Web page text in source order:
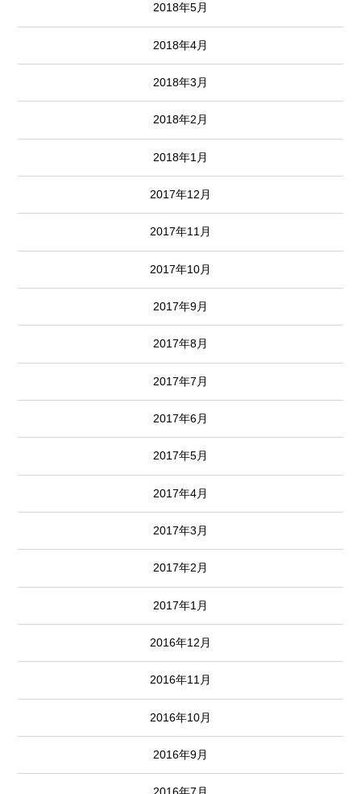
2018年5月
2018年4月
2018年3月
2018年2月
2018年1月
2017年12月
2017年11月
2017年10月
2017年9月
2017年8月
2017年7月
2017年6月
2017年5月
2017年4月
2017年3月
2017年2月
2017年1月
2016年12月
2016年11月
2016年10月
2016年9月